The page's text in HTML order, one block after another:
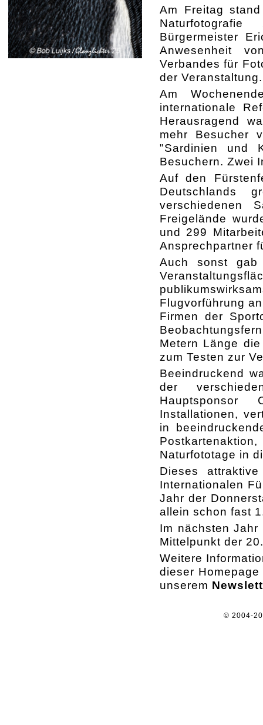
Am Freitag
Bürgermeister
Anwesenheit
Verbandes für
der Veranstaltung.
Am
internationale
Herausragend
mehr Besucher
"Sardinien und
Besuchern. Zwei
Auf den
Deutschlands
verschiedenen
Freigelände
und 299
Ansprechpartner
Auch sonst
Flugvorführung
Firmen der
Metern Länge
zum Testen zur
Beeindruckend
der
Installationen,
in
Naturfototage in
Dieses
Internationalen
Jahr der
allein schon fast
Im nächsten
Mittelpunkt der
Weitere
dieser
unserem
© 2004-